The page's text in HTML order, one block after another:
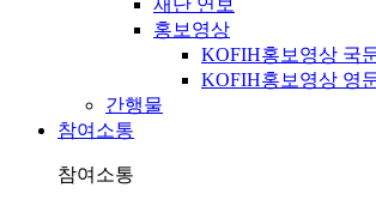
홍보영상
KOFIH홍보영상 국
KOFIH홍보영상 영
간행물
참여소통
참여소통